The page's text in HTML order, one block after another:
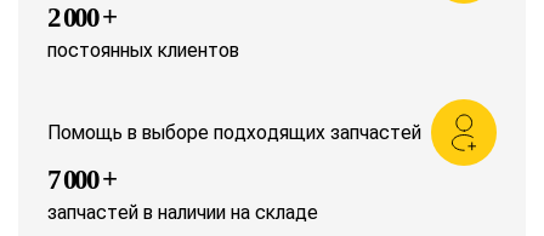
2 000 +
постоянных клиентов
Помощь в выборе подходящих запчастей
7 000 +
запчастей в наличии на складе